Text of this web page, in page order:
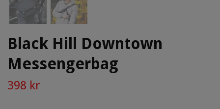
Black Hill Downtown
Messengerbag
398 kr